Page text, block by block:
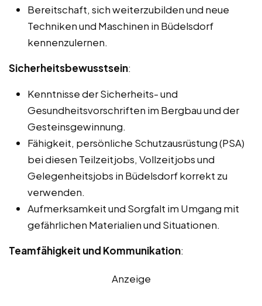
Bereitschaft, sich weiterzubilden und neue
Techniken und Maschinen in Büdelsdorf
kennenzulernen.
Sicherheitsbewusstsein:
Kenntnisse der Sicherheits- und
Gesundheitsvorschriften im Bergbau und der
Gesteinsgewinnung.
Fähigkeit, persönliche Schutzausrüstung (PSA)
bei diesen Teilzeitjobs, Vollzeitjobs und
Gelegenheitsjobs in Büdelsdorf korrekt zu
verwenden.
Aufmerksamkeit und Sorgfalt im Umgang mit
gefährlichen Materialien und Situationen.
Teamfähigkeit und Kommunikation:
Anzeige